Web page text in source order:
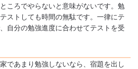
ころでやらないと意味がないです。勉
ストしても時間の無駄です。一律にテ
自分の勉強進度に合わせてテストを受
であまり勉強しないなら、宿題を出し